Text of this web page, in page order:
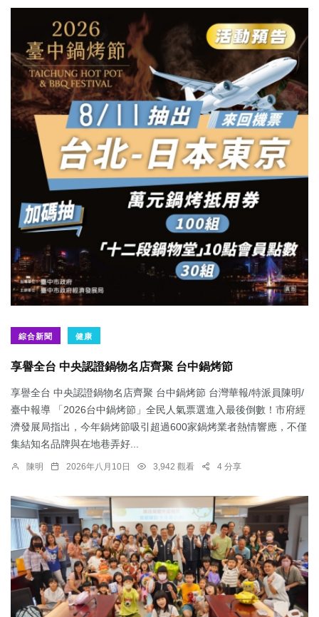
綜合新聞 健康
享譽全台 中央認證鍋物名店齊聚 台中鍋烤節
享譽全台 中央認證鍋物名店齊聚 台中鍋烤節 台灣華報/特派員陳明/
臺中報導 「2026台中鍋烤節」全民人氣票選進入最後倒數！市府經
濟發展局指出，今年鍋烤節吸引超過600家鍋烤業者熱情響應，不僅
集結知名品牌與在地巷弄好...
陳明 2026年八月10日 3,942 觀看 4 分享